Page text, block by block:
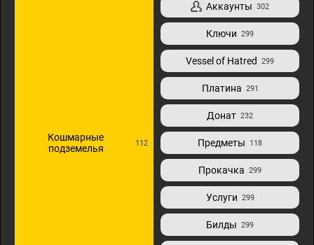
Кошмарные
подземелья
112
Аккаунты 302
Ключи 299
Vessel of Hatred 299
Платина 291
Донат 232
Предметы 118
Прокачка 299
Услуги 299
Билды 299